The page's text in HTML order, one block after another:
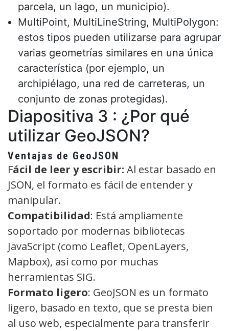
parcela, un lago, un municipio).
MultiPoint, MultiLineString, MultiPolygon:
estos tipos pueden utilizarse para agrupar
varias geometrías similares en una única
característica (por ejemplo, un
archipiélago, una red de carreteras, un
conjunto de zonas protegidas).
Diapositiva 3 : ¿Por qué
utilizar GeoJSON?
Ventajas de GeoJSON
Fácil de leer y escribir: Al estar basado en
JSON, el formato es fácil de entender y
manipular.
Compatibilidad: Está ampliamente
soportado por modernas bibliotecas
JavaScript (como Leaflet, OpenLayers,
Mapbox), así como por muchas
herramientas SIG.
Formato ligero: GeoJSON es un formato
ligero, basado en texto, que se presta bien
al uso web, especialmente para transferir